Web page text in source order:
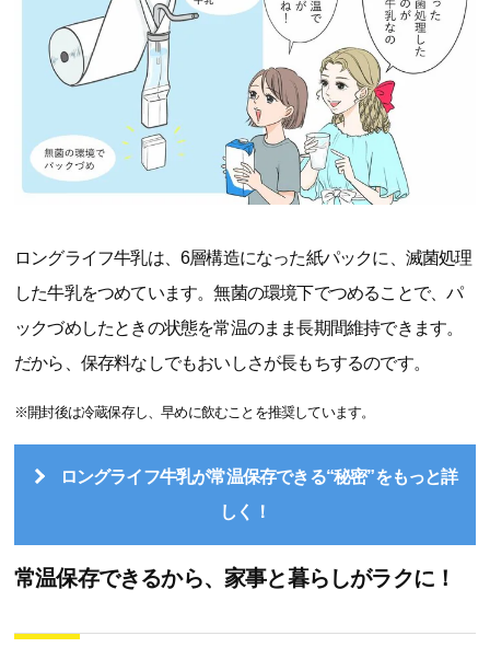
ロングライフ牛乳は、6層構造になった紙パックに、滅菌処理
した牛乳をつめています。無菌の環境下でつめることで、パ
ックづめしたときの状態を常温のまま長期間維持できます。
だから、保存料なしでもおいしさが長もちするのです。
※開封後は冷蔵保存し、早めに飲むことを推奨しています。
ロングライフ牛乳が常温保存できる“秘密”をもっと詳
しく！
常温保存できるから、家事と暮らしがラクに！